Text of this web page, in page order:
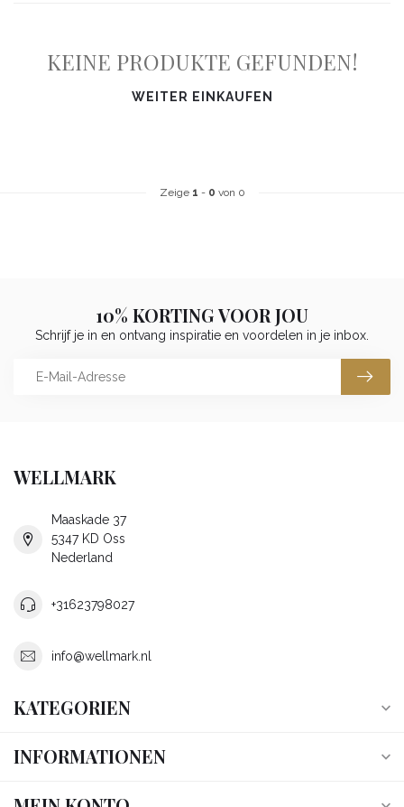
KEINE PRODUKTE GEFUNDEN!
WEITER EINKAUFEN
Zeige 1 - 0 von 0
10% KORTING VOOR JOU
Schrijf je in en ontvang inspiratie en voordelen in je inbox.
WELLMARK
Maaskade 37
5347 KD Oss
Nederland
+31623798027
info@wellmark.nl
KATEGORIEN
INFORMATIONEN